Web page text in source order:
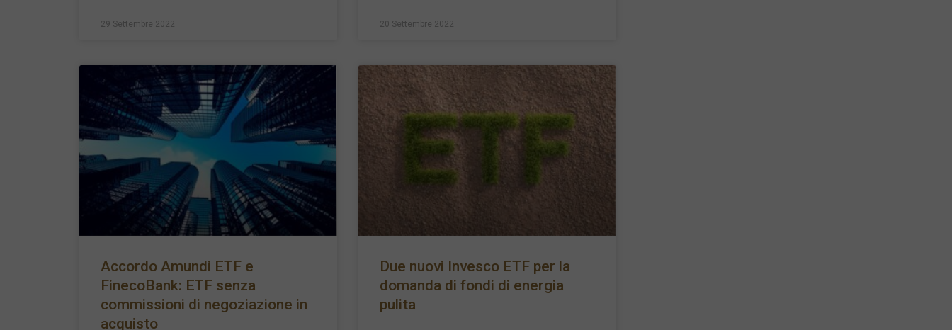
29 Settembre 2022 20 Settembre 2022
Accordo Amundi ETF e
FinecoBank: ETF senza
commissioni di negoziazione in
acquisto
Due nuovi Invesco ETF per la
domanda di fondi di energia
pulita